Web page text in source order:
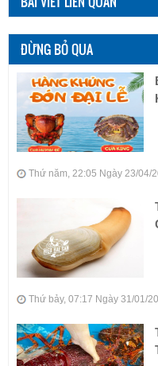
ĐỪNG BỎ QUA
Thứ năm, 22:05 Ngày 23/04/
Thứ bảy, 07:17 Ngày 31/01/